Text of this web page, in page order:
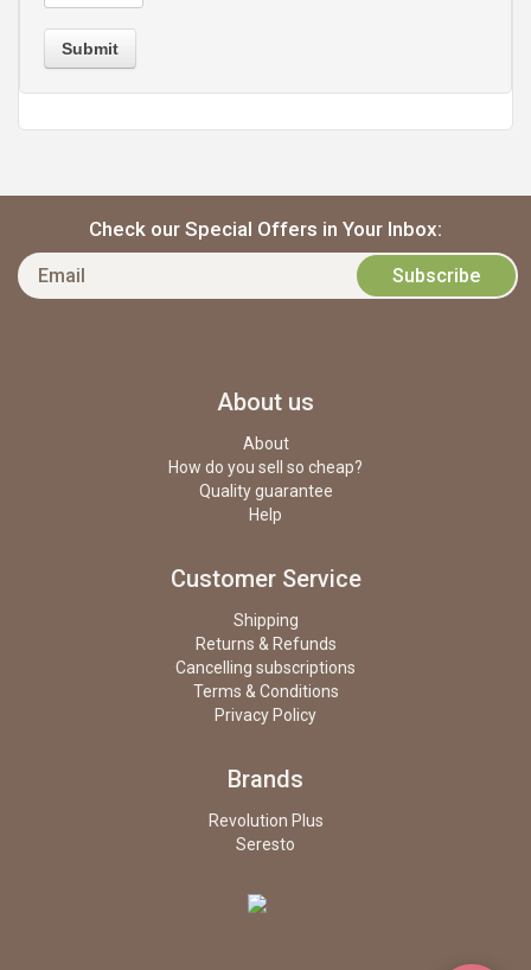
Submit
Check our Special Offers in Your Inbox:
About us
About
How do you sell so cheap?
Quality guarantee
Help
Customer Service
Shipping
Returns & Refunds
Cancelling subscriptions
Terms & Conditions
Privacy Policy
Brands
Revolution Plus
Seresto